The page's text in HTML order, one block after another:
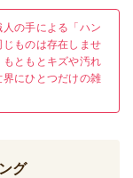
の手による「ハン
ものは存在しませ
ともとキズや汚れ
にひとつだけの雑
グ